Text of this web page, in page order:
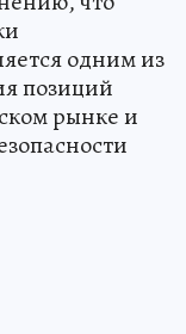
одним из
позиций
рынке и